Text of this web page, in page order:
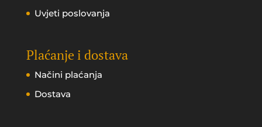
Uvjeti poslovanja
Plaćanje i dostava
Načini plaćanja
Dostava